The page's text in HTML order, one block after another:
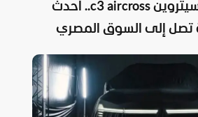
سعر ومواصفات سيتروين c3 aircross.. أحدث